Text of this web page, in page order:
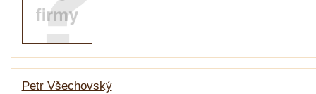
Petr Všechovský